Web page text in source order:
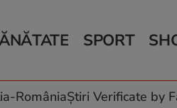
culinare
SPORT
RomâniaȘtiri Verificate by